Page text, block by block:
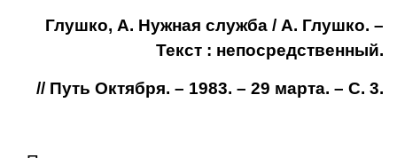
Глушко, А. Нужная служба / А. Глушко. –
Текст : непосредственный.
// Путь Октября. – 1983. – 29 марта. – С. 3.